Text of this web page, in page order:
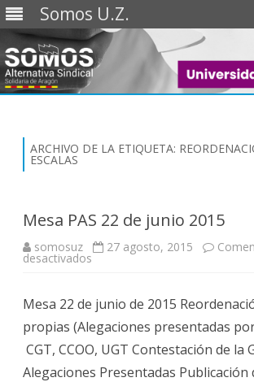
Somos U.Z.
Saltar
ARCHIVO DE LA ETIQUETA:
ESCALAS
Mesa PAS 22 de junio 2015
somosuz 27 agosto, 2015
desactivadosen
de
junio
2015
Mesa 22 de junio de 2015
propias (Alegaciones presentadas por
CGT, CCOO, UGT ​Contestación de la
Alegaciones Presentadas Publicación